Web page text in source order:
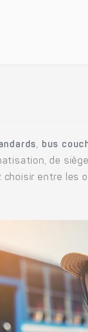
, bus
de
entre les